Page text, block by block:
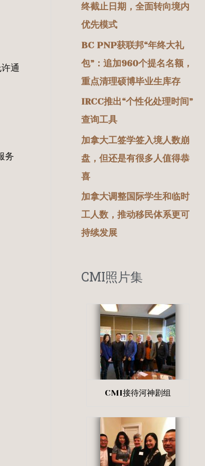
通
务
终截止日期，全面转向境内
优先模式
BC PNP获联邦“年终大礼
包”：追加960个提名名额，
重点清理硕博毕业生库存
IRCC推出“个性化处理时间”
查询工具
加拿大工签学签入境人数崩
盘，但还是有很多人值得恭
喜
加拿大调整国际学生和临时
工人数，推动移民体系更可
持续发展
CMI照片集
CMI接待河神剧组